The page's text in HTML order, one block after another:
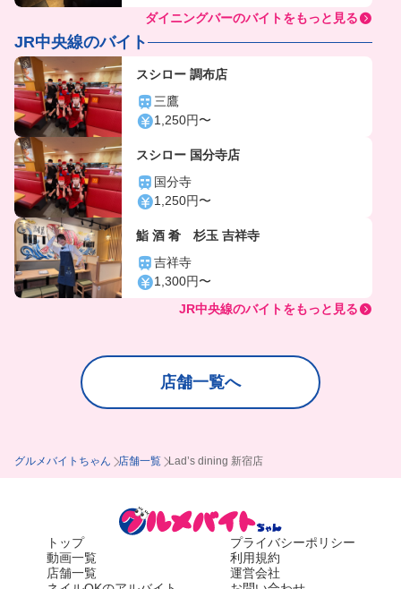
ダイニングバーのバイトをもっと見る
JR中央線のバイト
スシロー 調布店
三鷹
1,250円〜
スシロー 国分寺店
国分寺
1,250円〜
鮨 酒 肴 杉玉 吉祥寺
吉祥寺
1,300円〜
JR中央線のバイトをもっと見る
店舗一覧へ
グルメバイトちゃん 店舗一覧 Lad’s dining 新宿店
トップ
動画一覧
店舗一覧
プライバシーポリシー
利用規約
運営会社